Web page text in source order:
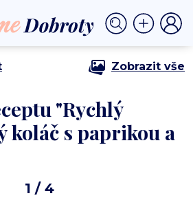
⟩ Rychlý bramborový koláč s paprikou a
Zobrazit vše
"Rychlý
koláč s paprikou a
1 / 4